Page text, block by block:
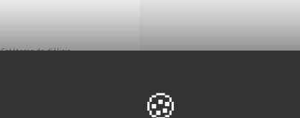
Catéteres de diálisis